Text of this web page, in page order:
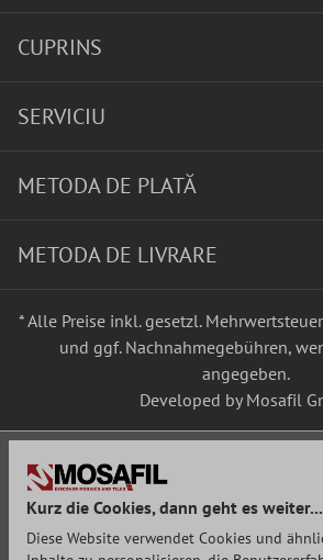
CUPRINS
SERVICIU
METODA DE PLATĂ
METODA DE LIVRARE
* Alle Preise inkl. gesetzl.
und ggf. Nachnahmegebühren,
angegeben.
Developed by Mosafil
Kurz die Cookies, dann geht es weiter...
Diese Website verwendet Cookies und